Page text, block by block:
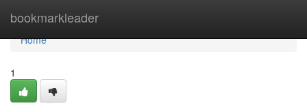
bookmarkleader
Home
Home
1